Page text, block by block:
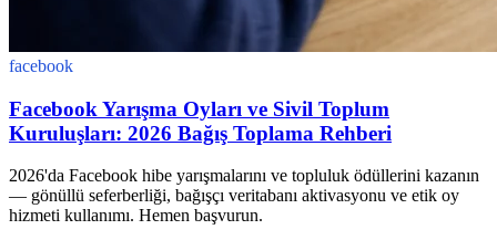
facebook
Facebook Yarışma Oyları ve Sivil Toplum
Kuruluşları: 2026 Bağış Toplama Rehberi
2026'da Facebook hibe yarışmalarını ve topluluk ödüllerini kazanın
— gönüllü seferberliği, bağışçı veritabanı aktivasyonu ve etik oy
hizmeti kullanımı. Hemen başvurun.